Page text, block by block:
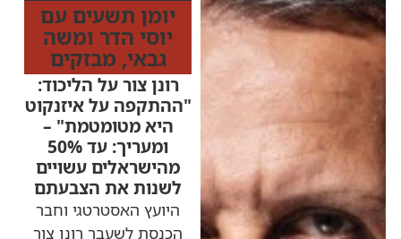
יומן תשעים עם
יוסי הדר ומשה
גבאי, מבזקים
רונן צור על הליכוד:
"ההתקפה על איזנקוט
היא מטומטמת" –
ומעריך: עד 50%
מהישראלים עשויים
לשנות את הצבעתם
היועץ האסטרטגי וחבר
הכנסת לשעבר רונן צור